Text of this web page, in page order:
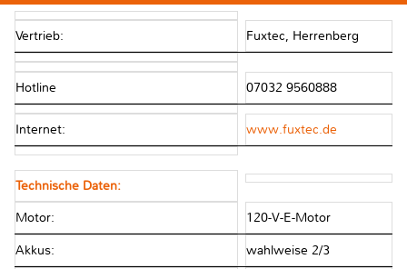
Vertrieb: Fuxtec, Herrenberg
Hotline 07032 9560888
Internet: www.fuxtec.de
Technische Daten:
Motor: 120-V-E-Motor
Akkus: wahlweise 2/3